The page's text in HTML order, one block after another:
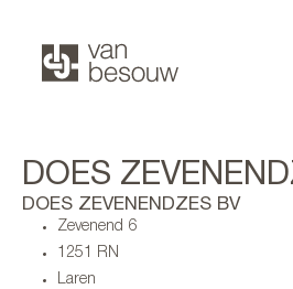
DOES
DOES ZEVENENDZES BV
Zevenend 6
1251 RN
Laren